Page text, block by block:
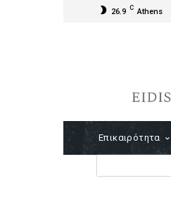
26.9 C Athens
Επικαιρότητα